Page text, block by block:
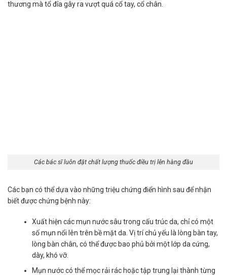
thương mà tổ đỉa gây ra vượt quá cổ tay, cổ chân.
Các bác sĩ luôn đặt chất lượng thuốc điều trị lên hàng đầu
Các bạn có thể dựa vào những triệu chứng điển hình sau để nhận
biết được chứng bệnh này:
Xuất hiện các mụn nước sâu trong cấu trúc da, chỉ có một
số mụn nổi lên trên bề mặt da. Vị trí chủ yếu là lòng bàn tay,
lòng bàn chân, có thể được bao phủ bởi một lớp da cứng,
dày, khó vỡ.
Mụn nước có thể mọc rải rác hoặc tập trung lại thành từng